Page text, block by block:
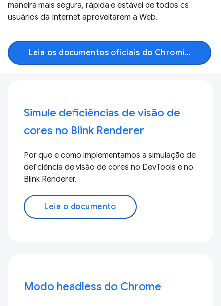
maneira mais segura, rápida e estável de todos os
usuários da Internet aproveitarem a Web.
Leia os documentos oficiais do Chromium
Simule deficiências de visão de
cores no Blink Renderer
Por que e como implementamos a simulação de
deficiência de visão de cores no DevTools e no
Blink Renderer.
Leia o documento
Modo headless do Chrome